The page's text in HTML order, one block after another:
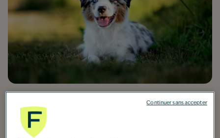
Origine :États-Unis
Taille moyenne :
Poids moyen :
Continuer sans accepter